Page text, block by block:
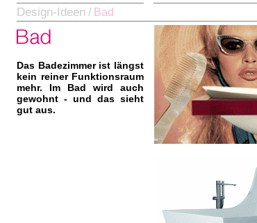
Design-Ideen / Bad
Das Badezimmer ist längst
kein reiner Funktionsraum
mehr. Im Bad wird auch
gewohnt - und das sieht
gut aus.